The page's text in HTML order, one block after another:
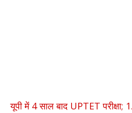
यूपी में 4 साल बाद UPTET परीक्षा;